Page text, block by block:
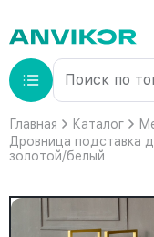
Главная Каталог
Дровница подставка
золотой/белый